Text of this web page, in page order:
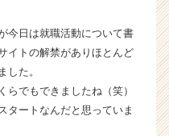
今日は就職活動について書
イトの解禁がありほとんど
した。
でもできましたね（笑）
タートなんだと思っていま